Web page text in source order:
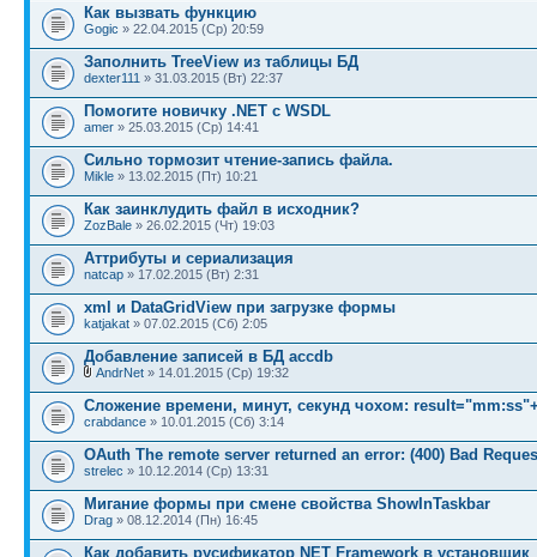
Как вызвать функцию
Gogic » 22.04.2015 (Ср) 20:59
Заполнить TreeView из таблицы БД
dexter111 » 31.03.2015 (Вт) 22:37
Помогите новичку .NET с WSDL
amer » 25.03.2015 (Ср) 14:41
Сильно тормозит чтение-запись файла.
Mikle » 13.02.2015 (Пт) 10:21
Как заинклудить файл в исходник?
ZozBale » 26.02.2015 (Чт) 19:03
Аттрибуты и сериализация
natcap » 17.02.2015 (Вт) 2:31
xml и DataGridView при загрузке формы
katjakat » 07.02.2015 (Сб) 2:05
Добавление записей в БД accdb
AndrNet » 14.01.2015 (Ср) 19:32
Сложение времени, минут, секунд чохом:
crabdance » 10.01.2015 (Сб) 3:14
OAuth The remote server returned an error: (400) Bad
strelec » 10.12.2014 (Ср) 13:31
Мигание формы при смене свойства ShowInTaskbar
Drag » 08.12.2014 (Пн) 16:45
Как добавить русификатор NET Framework в установщик